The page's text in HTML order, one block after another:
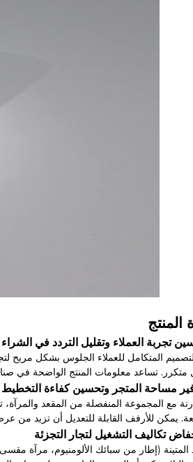
المنتج
المتكامل للعملاء الجلوس بشكل مريح
تساعد معلومات المنتج الواضحة في
يمكن للأرفف القابلة للتعديل أن تزيد من